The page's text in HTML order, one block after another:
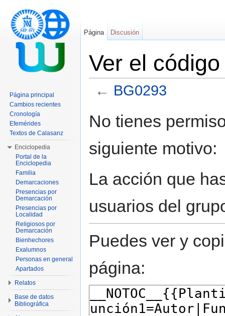
Ver el
← BG0293
No tienes
siguiente motivo:
La acción que
usuarios del
Puedes ver y
página:
Página Discusión
Página principal
Cambios recientes
Cronología
Efemérides
Textos de Calasanz
Enciclopedia
Portal de la
Enciclopedia
Familia
Demarcaciones
Presencias por
Demarcación
Presencias por
Localidad
Religiosos por
Demarcación
Bienhechores
Exalumnos
Personas en general
Apartados
Relatos
Base de datos
Bibliográfica